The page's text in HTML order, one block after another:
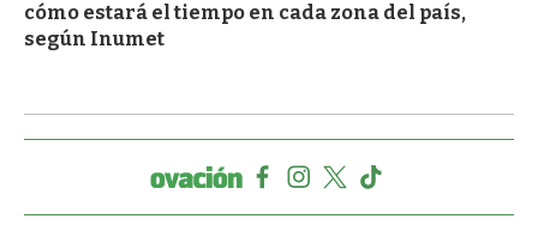
cómo estará el tiempo en cada zona del país,
según Inumet